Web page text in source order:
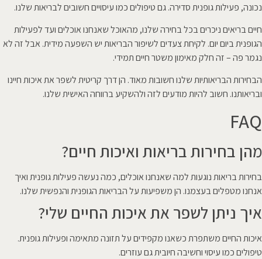
נכונה, פעילות גופנית סדירה. גם טיפולים כמו עיסויים חשובים לבריאות שלנו.
חיים בריאים ניכרים בכל בחירה שלנו, מהאוכל שאנחנו אוכלים ועד לפעילות
הגופנית ביום יום. לקיחת צעדים לשיפור הבריאות יש השפעה מידית. אבל זה לא
נגמר פה – זה חלק מאימון משטר חיים תמידי.
הבחירות הבריאותיות שלנו חשובות מאוד. הן דרך קריטית לשפר את איכות חיינו
ובריאותנו. חשוב להיות מודעים לזה ולהשקיע ברווחה האישית שלנו.
FAQ
מהן בחירות בריאות ואיכות חיים?
בחירות בריאות נוגעות למה שאנחנו אוכלים, כמה נעשה פעילות גופנית ואיך
אנחנו מטפלים בעצמנו. הן משפיעות על הבריאות הגופנית והנפשית שלנו.
איך ניתן לשפר את איכות החיים שלי?
איכות החיים משתפרת כשאנו מקפידים על תזונה מתאימה ופעילות גופנית.
טיפולים כמו עיסוי וחשיבה חיובית גם עוזרים.